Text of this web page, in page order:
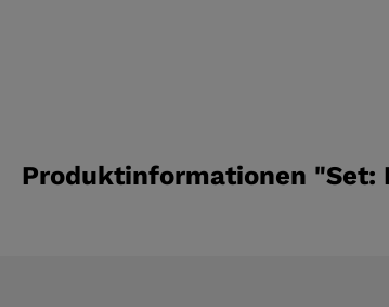
Produktinformationen "Set: